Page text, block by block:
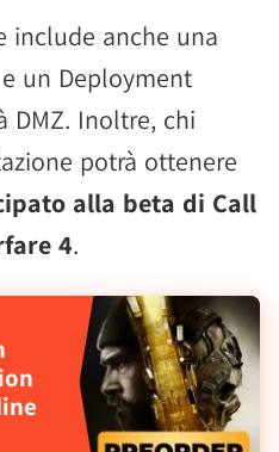
include anche una
un Deployment
DMZ. Inoltre, chi
potrà ottenere
alla beta di Call
4.